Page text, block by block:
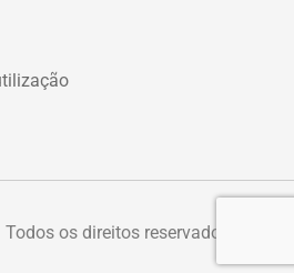
os direitos reservados